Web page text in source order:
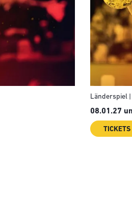
Länderspiel
08.01.27
TICKETS